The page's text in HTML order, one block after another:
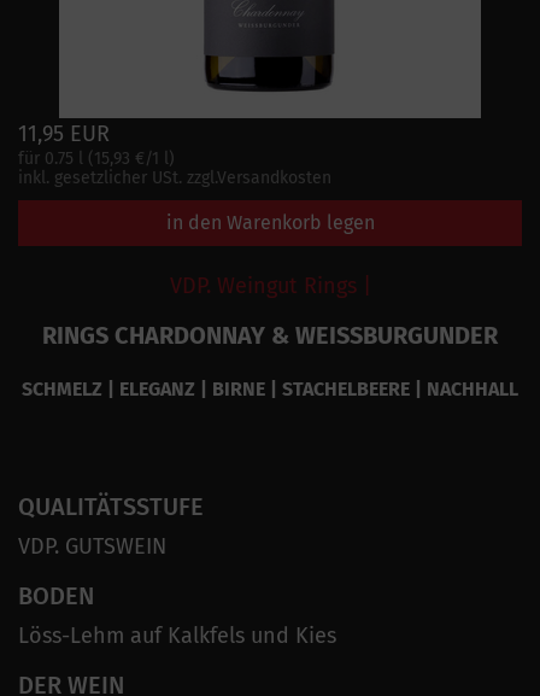
11,95 EUR
für 0.75 l (15,93 €/1 l)
inkl. gesetzlicher USt. zzgl.Versandkosten
in den Warenkorb legen
VDP. Weingut Rings |
RINGS CHARDONNAY & WEISSBURGUNDER
SCHMELZ | ELEGANZ | BIRNE | STACHELBEERE | NACHHALL
QUALITÄTSSTUFE
VDP. GUTSWEIN
BODEN
Löss-Lehm auf Kalkfels und Kies
DER WEIN